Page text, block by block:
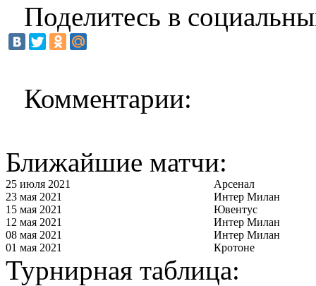
Поделитесь в
Комментарии:
Ближайшие матчи:
25 июля 2021
Арсенал
23 мая 2021
Интер Милан
15 мая 2021
Ювентус
12 мая 2021
Интер Милан
08 мая 2021
Интер Милан
01 мая 2021
Кротоне
Турнирная таблица: